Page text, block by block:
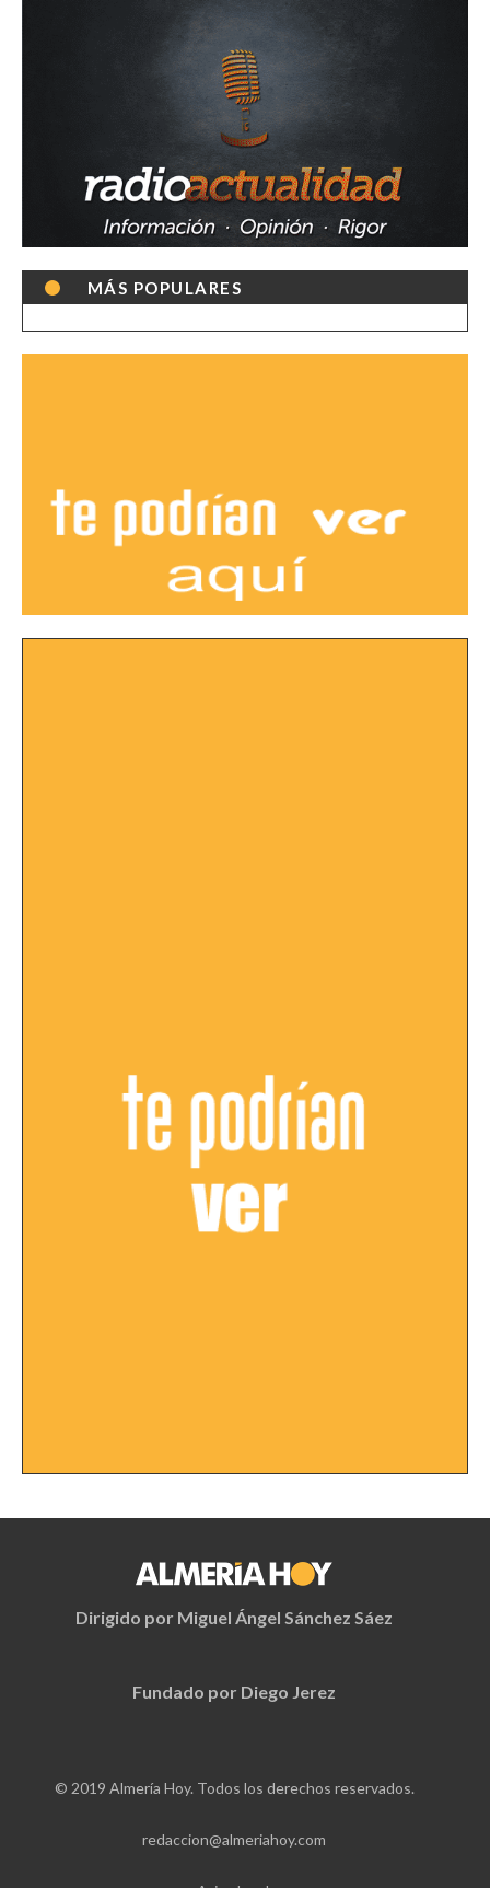
MÁS POPULARES
Dirigido por Miguel Ángel Sánchez Sáez
Fundado por Diego Jerez
© 2019 Almería Hoy. Todos los derechos reservados.
redaccion@almeriahoy.com